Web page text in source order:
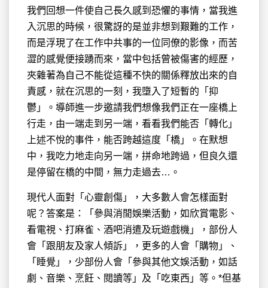
我們回想一件使自己長久感到恐懼的事情，當我進
入沉思的時候，很驚訝的是並非想到艱難的工作，
而是浮現了在工作中共事的一位同僚的影像，而苦
澀的感覺便接踴而來，當中包括曾被傷害的經歷，
夾雜著為自己不能從這種不快的關係釋放出來的自
責感，就在沉思的一刻，我墮入了短暫的「抑
鬱」。導師進一步邀請我們想像我們正在一座橋上
行走，由一端走到另一端，看看我們能否「轉化」
上述不悅的事件，能否跨越這度「橋」。在默想
中，我吃力地走向另一端，拼命地跨過，但良久還
是停留在橋的中間，無力走過去…。
現代人面對「心靈創傷」，大多數人會怎樣面對
呢？答案是：「參與消閒娛樂活動，如欣賞電影、
看電視、打麻雀、酒吧消遣及玩遊戲機」，部份人
會「跟朋友及家人傾訴」，更多的人會「購物」、
「睡覺」，少部份人會「參與其他文娛活動，如話
劇、音樂、烹飪、閱讀等」及「吃東西」等。*但基